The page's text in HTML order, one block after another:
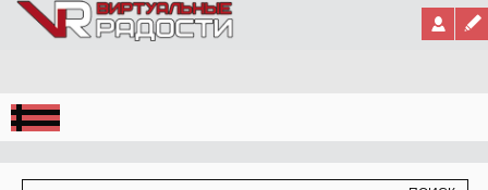
Jump to Navigation